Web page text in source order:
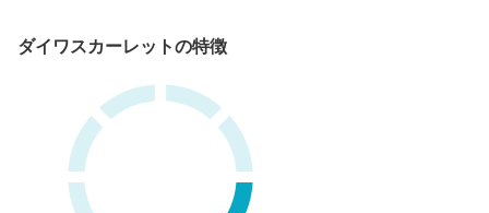
ダイワスカーレットの特徴